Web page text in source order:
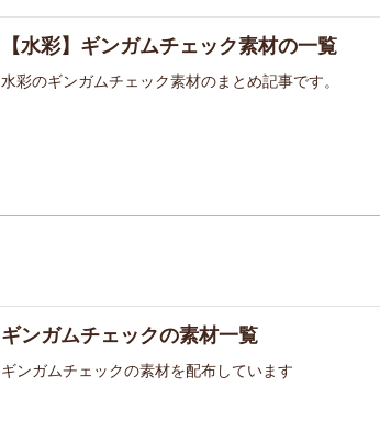
【水彩】ギンガムチェック素材の一覧
水彩のギンガムチェック素材のまとめ記事です。
ギンガムチェックの素材一覧
ギンガムチェックの素材を配布しています